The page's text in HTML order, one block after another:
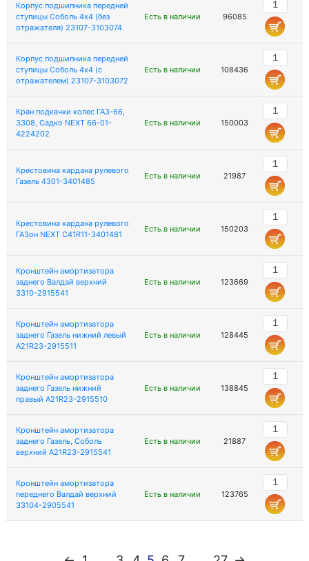
Корпус подшипника передней
ступицы Соболь 4х4 (без
отражателя) 23107-3103074
Есть в наличии 96085
Корпус подшипника передней
ступицы Соболь 4х4 (с
отражателем) 23107-3103072
Есть в наличии 108436
Кран подкачки колес ГАЗ-66,
3308, Садко NEXT 66-01-
4224202
Есть в наличии 150003
Крестовина кардана рулевого
Газель 4301-3401485
Есть в наличии 21987
Крестовина кардана рулевого
ГАЗон NEXT C41R11-3401481
Есть в наличии 150203
Кронштейн амортизатора
заднего Валдай верхний
3310-2915541
Есть в наличии 123669
Кронштейн амортизатора
заднего Газель нижний левый
А21R23-2915511
Есть в наличии 128445
Кронштейн амортизатора
заднего Газель нижний
правый A21R23-2915510
Есть в наличии 138845
Кронштейн амортизатора
заднего Газель, Соболь
верхний A21R23-2915541
Есть в наличии 21887
Кронштейн амортизатора
переднего Валдай верхний
33104-2905541
Есть в наличии 123765